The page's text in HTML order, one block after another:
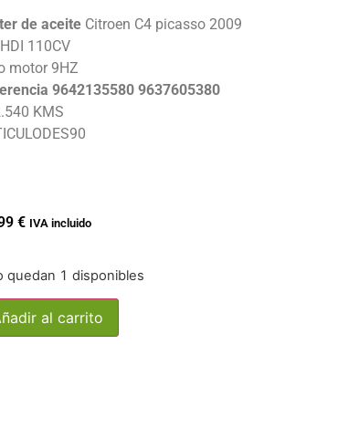
de aceite Citroen C4 picasso 2009
110CV
motor 9HZ
9642135580 9637605380
KMS
€ IVA incluido
quedan 1 disponibles
al carrito